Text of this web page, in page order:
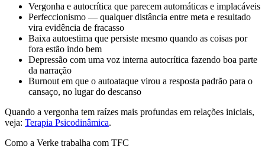
Vergonha e autocrítica que parecem automáticas e implacáveis
Perfeccionismo — qualquer distância entre meta e resultado
vira evidência de fracasso
Baixa autoestima que persiste mesmo quando as coisas por
fora estão indo bem
Depressão com uma voz interna autocrítica fazendo boa parte
da narração
Burnout em que o autoataque virou a resposta padrão para o
cansaço, no lugar do descanso
Quando a vergonha tem raízes mais profundas em relações iniciais,
veja: Terapia Psicodinâmica.
Como a Verke trabalha com TFC